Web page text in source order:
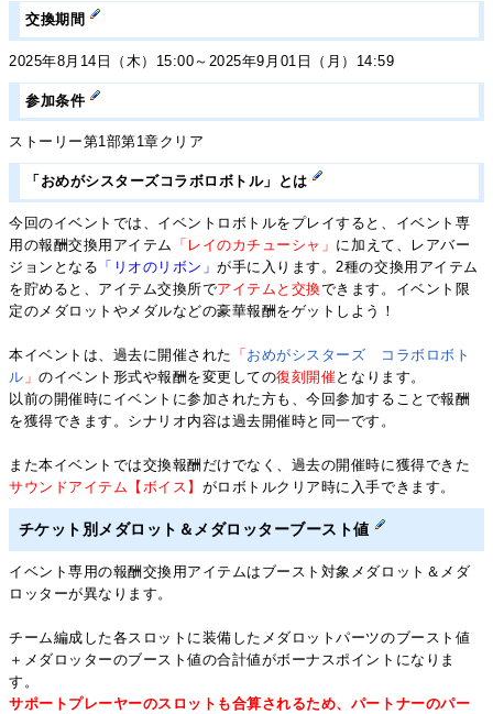
交換期間
2025年8月14日（木）15:00～2025年9月01日（月）14:59
参加条件
ストーリー第1部第1章クリア
「おめがシスターズコラボロボトル」とは
今回のイベントでは、イベントロボトルをプレイすると、イベント専
用の報酬交換用アイテム 「レイのカチューシャ」 に加えて、レアバー
ジョンとなる 「リオのリボン」が手に入ります。2種の交換用アイテム
を貯めると、アイテム交換所でアイテムと交換できます。イベント限
定のメダロットやメダルなどの豪華報酬をゲットしよう！
本イベントは、過去に開催された 「おめがシスターズ コラボロボト
ル 」のイベント形式や報酬を変更しての復刻開催となります。
以前の開催時にイベントに参加された方も、今回参加することで報酬
を獲得できます。シナリオ内容は過去開催時と同一です。
また本イベントでは交換報酬だけでなく、過去の開催時に獲得できた
サウンドアイテム【ボイス】 がロボトルクリア時に入手できます。
チケット別メダロット＆メダロッターブースト値
イベント専用の報酬交換用アイテムはブースト対象メダロット＆メダ
ロッターが異なります。
チーム編成した各スロットに装備したメダロットパーツのブースト値
＋メダロッターのブースト値の合計値がボーナスポイントになりま
す。
サポートプレーヤーのスロットも合算されるため、パートナーのパー